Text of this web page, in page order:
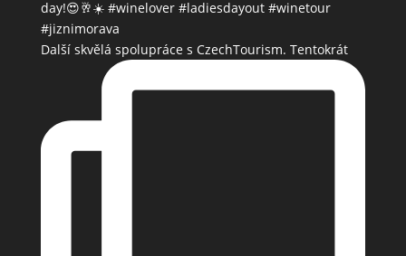
Další skvělá spolupráce s CzechTourism. Tentokrát